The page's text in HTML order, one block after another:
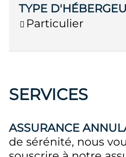
TYPE
Particulier
SERVICES
ASSURANCE
de sérénité, nous